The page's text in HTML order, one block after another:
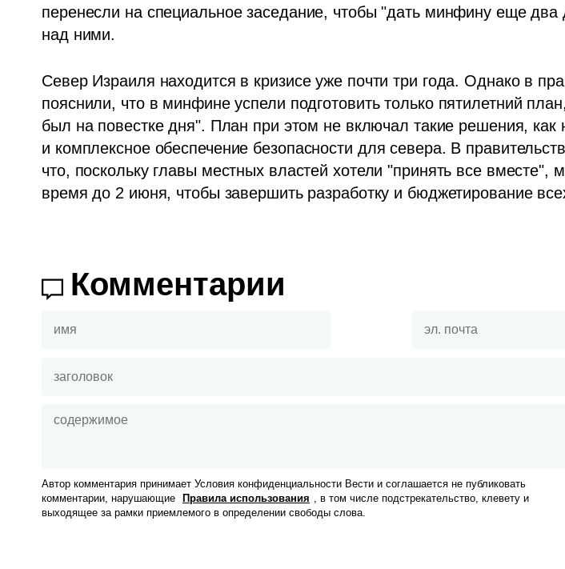
перенесли на специальное заседание, чтобы "дать минфину еще
над ними.
Север Израиля находится в кризисе уже почти три года. Однако в
пояснили, что в минфине успели подготовить только пятилетний
был на повестке дня". План при этом не включал такие решения, как
и комплексное обеспечение безопасности для севера. В
что, поскольку главы местных властей хотели "принять все вместе",
время до 2 июня, чтобы завершить разработку и бюджетирование
Комментарии
Автор комментария принимает Условия конфиденциальности Вести и соглашается не публиковать
комментарии, нарушающие
Правила использования , в том числе подстрекательство, клевету и
выходящее за рамки приемлемого в определении свободы слова.